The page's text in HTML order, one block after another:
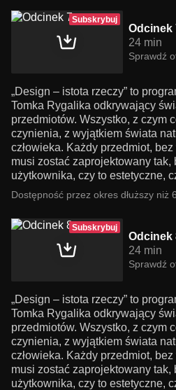
Subskrybuj
Odcinek
24 min
Sprawdź
„Design – istota rzeczy” to
Tomka Rygalika odkrywający
przedmiotów. Wszystko, z czym
czynienia, z wyjątkiem świata
człowieka. Każdy przedmiot,
musi zostać zaprojektowany tak,
użytkownika, czy to estetyczne,
Dostępność przez okres dłuższy niż
Subskrybuj
Odcinek
24 min
Sprawdź
„Design – istota rzeczy” to
Tomka Rygalika odkrywający
przedmiotów. Wszystko, z czym
czynienia, z wyjątkiem świata
człowieka. Każdy przedmiot,
musi zostać zaprojektowany tak,
użytkownika, czy to estetyczne,